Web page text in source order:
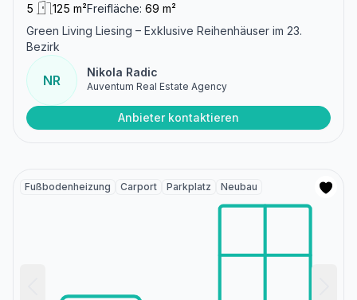
5 125 m²Freifläche: 69 m²
Green Living Liesing – Exklusive Reihenhäuser im 23.
Bezirk
NR
Nikola Radic
Auventum Real Estate Agency
Anbieter kontaktieren
Fußbodenheizung Carport Parkplatz Neubau